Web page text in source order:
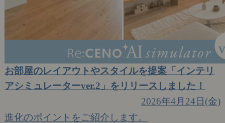
お部屋のレイアウトやスタイルを提案「インテリ
アシミュレーターver.2」をリリースしました！
2026年4月24日(金)
進化のポイントをご紹介します。